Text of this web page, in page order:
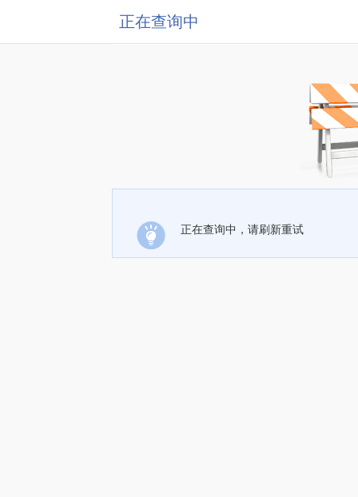
正在查询中
正在查询中，请刷新重试